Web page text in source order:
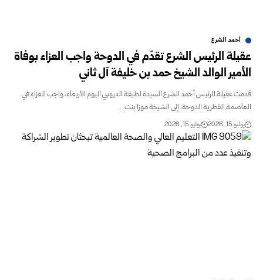
أحمد الشرع
عقيلة الرئيس الشرع تقدّم في الدوحة واجب العزاء بوفاة
الأمير الوالد الشيخ حمد بن ‏خليفة آل ثاني
قدمت عقيلة الرئيس أحمد الشرع السيدة لطيفة الدروبي اليوم الأربعاء، واجب العزاء في
‏العاصمة القطرية الدوحة، إلى الشيخة موزا بنت…
يوليو 15, 2026 يوليو 15, 2026